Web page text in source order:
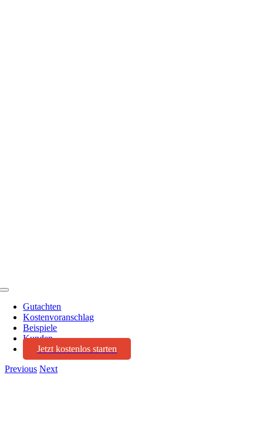
Toggle
NavigationGutachten
Kostenvoranschlag
Beispiele
Kunden
Jetzt kostenlos starten
Previous Next